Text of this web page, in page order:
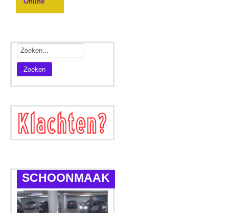
Zoeken
SCHOONMAAK